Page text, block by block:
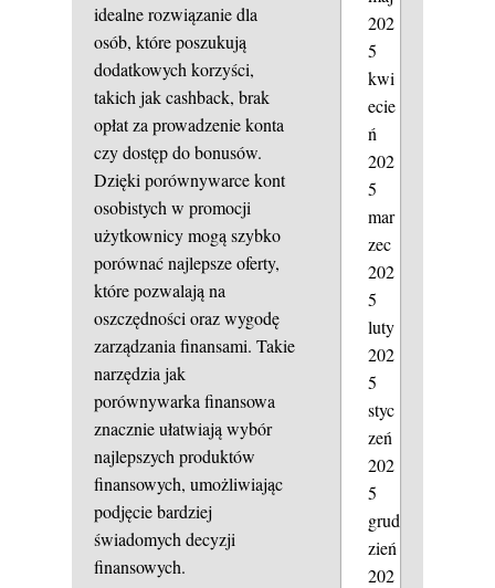
idealne rozwiązanie dla
osób, które poszukują
dodatkowych korzyści,
takich jak cashback, brak
opłat za prowadzenie konta
czy dostęp do bonusów.
Dzięki porównywarce kont
osobistych w promocji
użytkownicy mogą szybko
porównać najlepsze oferty,
które pozwalają na
oszczędności oraz wygodę
zarządzania finansami. Takie
narzędzia jak
porównywarka finansowa
znacznie ułatwiają wybór
najlepszych produktów
finansowych, umożliwiając
podjęcie bardziej
świadomych decyzji
finansowych.
202
5
kwi
ecie
ń
202
5
mar
zec
202
5
luty
202
5
styc
zeń
202
5
grud
zień
202